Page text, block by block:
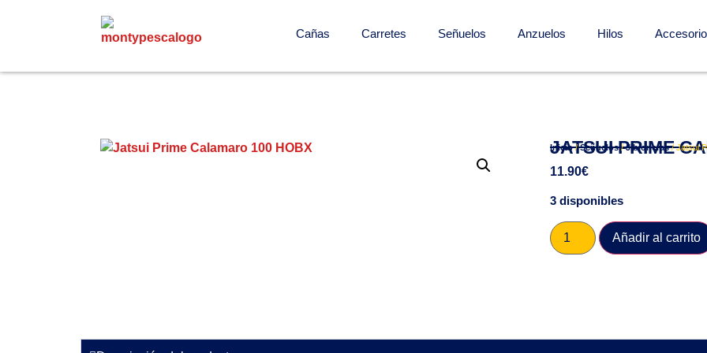
Cañas Carretes Señuelos Anzuelos Hilos
JATSUI PRIME
Inicio/Señuelos/Jibioneras/ Jatsui
11.90€
3 disponibles
Añadir al carrito